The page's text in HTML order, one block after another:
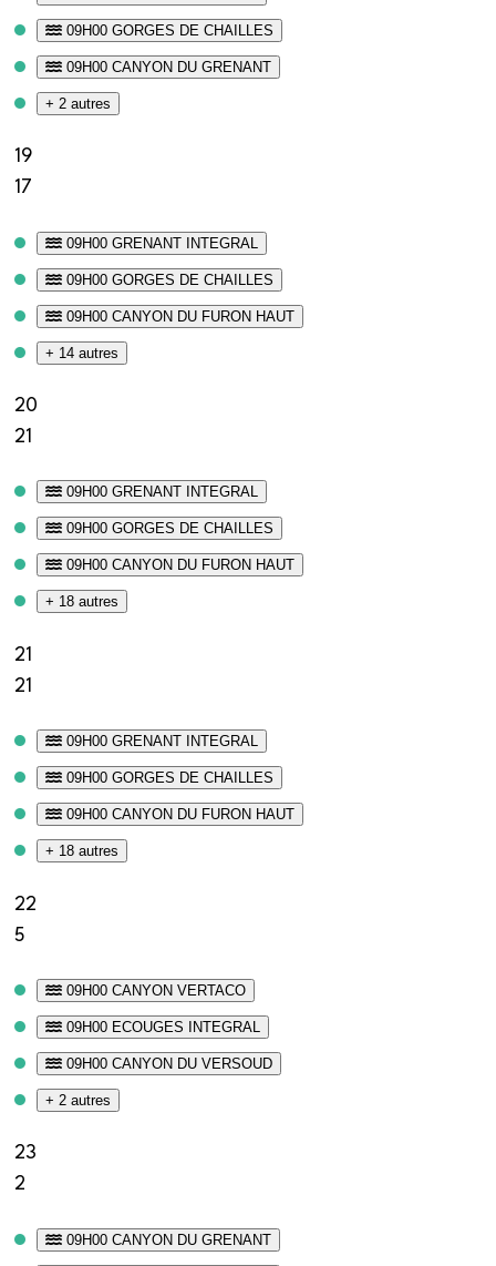
09H00 GORGES DE CHAILLES
09H00 CANYON DU GRENANT
+ 2 autres
19
17
09H00 GRENANT INTEGRAL
09H00 GORGES DE CHAILLES
09H00 CANYON DU FURON HAUT
+ 14 autres
20
21
09H00 GRENANT INTEGRAL
09H00 GORGES DE CHAILLES
09H00 CANYON DU FURON HAUT
+ 18 autres
21
21
09H00 GRENANT INTEGRAL
09H00 GORGES DE CHAILLES
09H00 CANYON DU FURON HAUT
+ 18 autres
22
5
09H00 CANYON VERTACO
09H00 ECOUGES INTEGRAL
09H00 CANYON DU VERSOUD
+ 2 autres
23
2
09H00 CANYON DU GRENANT